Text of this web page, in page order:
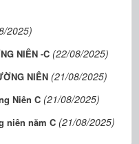
2025)
NIÊN -C (22/08/2025)
NIÊN (21/08/2025)
Niên C (21/08/2025)
niên năm C (21/08/2025)